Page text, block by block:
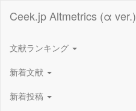
Ceek.jp Altmetrics (α ver.)
文献ランキング
新着文献
新着投稿